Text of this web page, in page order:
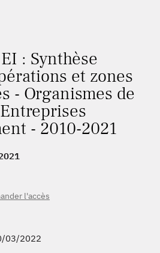
: Synthèse
et zones
- Organismes de
- 2010-2021
l'accès
03/2022